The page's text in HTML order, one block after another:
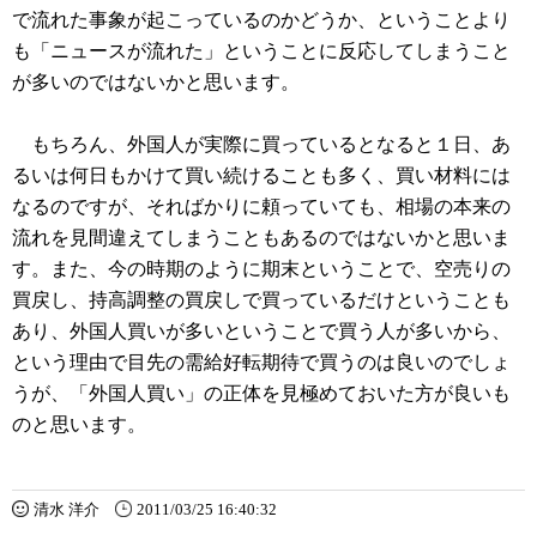
で流れた事象が起こっているのかどうか、ということより
も「ニュースが流れた」ということに反応してしまうこと
が多いのではないかと思います。
もちろん、外国人が実際に買っているとなると１日、あ
るいは何日もかけて買い続けることも多く、買い材料には
なるのですが、そればかりに頼っていても、相場の本来の
流れを見間違えてしまうこともあるのではないかと思いま
す。また、今の時期のように期末ということで、空売りの
買戻し、持高調整の買戻しで買っているだけということも
あり、外国人買いが多いということで買う人が多いから、
という理由で目先の需給好転期待で買うのは良いのでしょ
うが、「外国人買い」の正体を見極めておいた方が良いも
のと思います。
清水 洋介 2011/03/25 16:40:32